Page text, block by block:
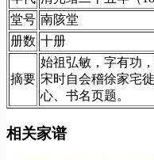
堂号 南陔堂
册数 十册
摘要
始祖弘敏，字有功
宋时自会稽徐家宅
心、书名页题。
相关家谱